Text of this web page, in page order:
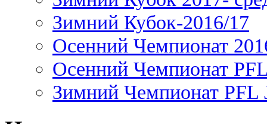
Зимний Кубок-2016/17
Осенний Чемпионат
Осенний Чемпионат
Зимний Чемпионат PFL